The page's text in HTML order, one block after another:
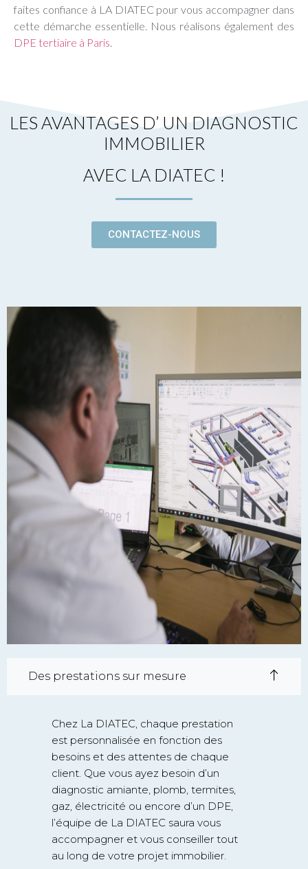
faites confiance à LA DIATEC pour vous accompagner dans
cette démarche essentielle. Nous réalisons également des
DPE tertiaire à Paris
LES AVANTAGES D’ UN DIAGNOSTIC
IMMOBILIER
AVEC LA DIATEC !
CONTACTEZ-NOUS
Des prestations sur mesure
Chez La DIATEC, chaque prestation
est personnalisée en fonction des
besoins et des attentes de chaque
client. Que vous ayez besoin d’un
diagnostic amiante, plomb, termites,
gaz, électricité ou encore d’un DPE,
l’équipe de La DIATEC saura vous
accompagner et vous conseiller tout
au long de votre projet immobilier.